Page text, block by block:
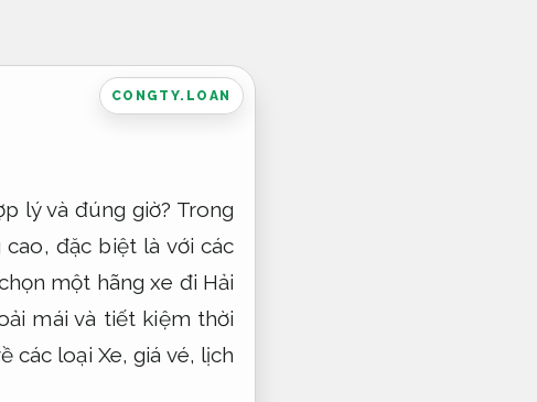
CONGTY.LOAN
lý và đúng giờ? Trong
đặc biệt là với các
một hãng xe đi Hải
mái và tiết kiệm thời
các loại Xe, giá vé, lịch